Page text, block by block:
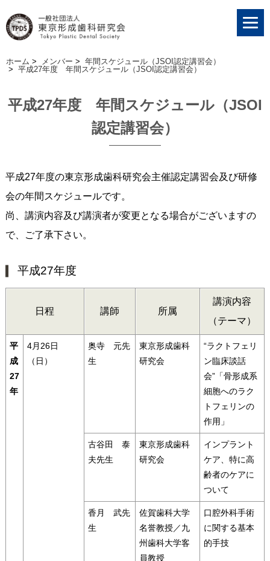
ホーム > メンバー > 年間スケジュール（JSOI認定講習会）
> 平成27年度 年間スケジュール（JSOI認定講習会）
平成27年度 年間スケジュール（JSOI
認定講習会）
平成27年度の東京形成歯科研究会主催認定講習会及び研修
会の年間スケジュールです。
尚、講演内容及び講演者が変更となる場合がございますの
で、ご了承下さい。
平成27年度
日程 講師 所属
講演内容
（テーマ）
平
成
27
年
4月26日
（日）
奥寺 元先
生
東京形成歯科
研究会
“ラクトフェリ
ン臨床談話
会”「骨形成系
細胞へのラク
トフェリンの
作用」
古谷田 泰
夫先生
東京形成歯科
研究会
インプラント
ケア、特に高
齢者のケアに
ついて
香月 武先
生
佐賀歯科大学
名誉教授／九
州歯科大学客
員教授
口腔外科手術
に関する基本
的手技